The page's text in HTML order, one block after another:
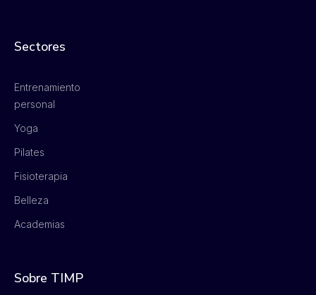
Sectores
Entrenamiento
personal
Yoga
Pilates
Fisioterapia
Belleza
Academias
Sobre TIMP